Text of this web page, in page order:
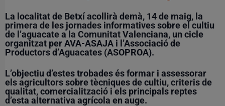
La localitat de Betxí acollirà demà, 14 de maig, la
primera de les jornades informatives sobre el cultiu
de l’aguacate a la Comunitat Valenciana, un cicle
organitzat per AVA-ASAJA i l’Associació de
Productors d’Aguacates (ASOPROA).
L’objectiu d’estes trobades és formar i assessorar
els agricultors sobre tècniques de cultiu, criteris de
qualitat, comercialització i els principals reptes
d’esta alternativa agrícola en auge.